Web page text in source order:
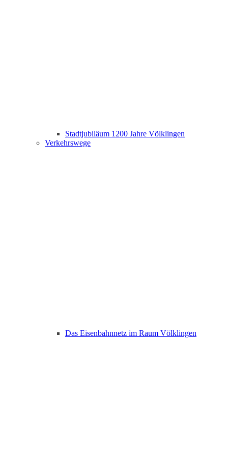
Stadtjubiläum 1200 Jahre Völklingen
Verkehrswege
Das Eisenbahnnetz im Raum Völklingen